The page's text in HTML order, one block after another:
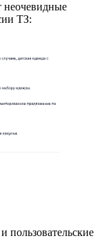
неочевидные
ТЗ:
пользовательские